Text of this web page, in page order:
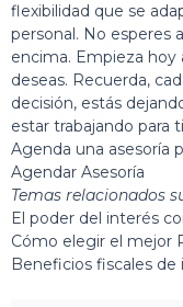
flexibilidad que se
personal. No esperes
encima. Empieza
deseas. Recuerda,
decisión, estás
estar trabajando para
Agenda una asesoría
Agendar Asesoría
Temas relacionados
El poder del interés
Cómo elegir el mejor
Beneficios fiscales